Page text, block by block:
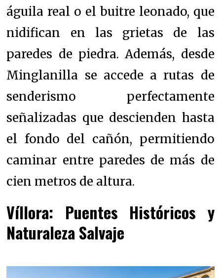
águila real o el buitre leonado, que
nidifican en las grietas de las
paredes de piedra. Además, desde
Minglanilla se accede a rutas de
senderismo perfectamente
señalizadas que descienden hasta
el fondo del cañón, permitiendo
caminar entre paredes de más de
cien metros de altura.
Víllora: Puentes Históricos y
Naturaleza Salvaje